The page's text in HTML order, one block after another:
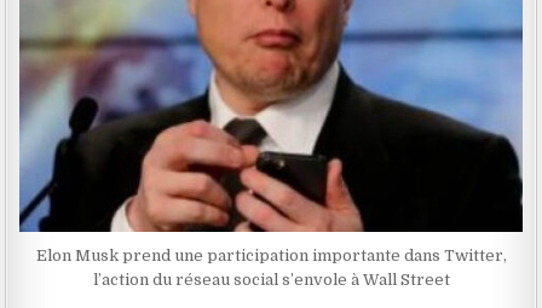
Elon Musk prend une participation importante dans Twitter,
l’action du réseau social s’envole à Wall Street